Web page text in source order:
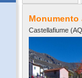
Monumento
Castellafiume